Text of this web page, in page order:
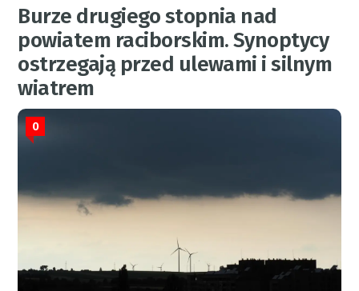
Burze drugiego stopnia nad
powiatem raciborskim. Synoptycy
ostrzegają przed ulewami i silnym
wiatrem
0